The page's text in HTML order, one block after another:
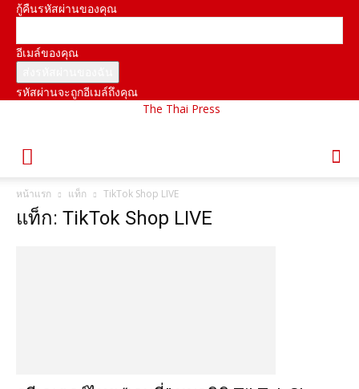
กู้คืนรหัสผ่านของคุณ
อีเมล์ของคุณ
รหัสผ่านจะถูกอีเมล์ถึงคุณ
The Thai Press
หน้าแรก แท็ก TikTok Shop LIVE
แท็ก: TikTok Shop LIVE